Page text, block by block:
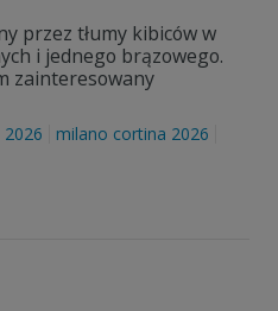
przez tłumy kibiców w
i jednego brązowego.
zainteresowany
milano cortina 2026